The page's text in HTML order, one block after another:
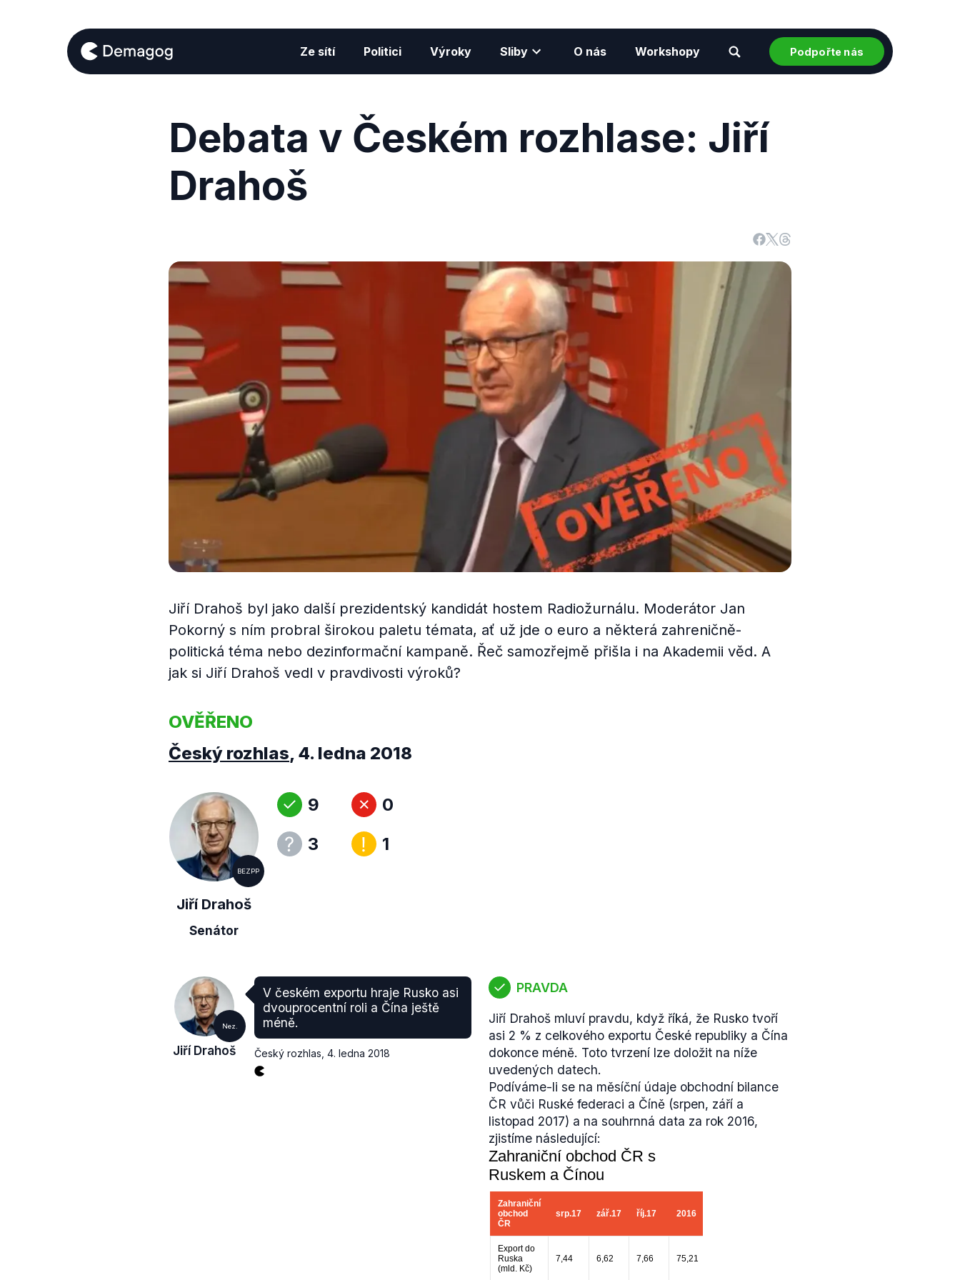
Ze sítí Politici Výroky Sliby O nás Workshopy Podpořte nás
Debata v Českém rozhlase: Jiří
Drahoš
Jiří Drahoš byl jako další prezidentský kandidát hostem Radiožurnálu. Moderátor Jan
Pokorný s ním probral širokou paletu témata, ať už jde o euro a některá zahreničně-
politická téma nebo dezinformační kampaně. Řeč samozřejmě přišla i na Akademii věd. A
jak si Jiří Drahoš vedl v pravdivosti výroků?
OVĚŘENO
Český rozhlas, 4. ledna 2018
BEZPP
Jiří Drahoš
Senátor
9
3
0
1
Nez.
Jiří Drahoš
V českém exportu hraje Rusko asi
dvouprocentní roli a Čína ještě
méně.
Český rozhlas 4. ledna 2018
PRAVDA
Jiří Drahoš mluví pravdu, když říká, že Rusko tvoří
asi 2 % z celkového exportu České republiky a Čína
dokonce méně. Toto tvrzení lze doložit na níže
uvedených datech.
Podíváme-li se na měsíční údaje obchodní bilance
ČR vůči Ruské federaci a Číně (srpen, září a
listopad 2017) a na souhrnná data za rok 2016,
zjistíme následující: